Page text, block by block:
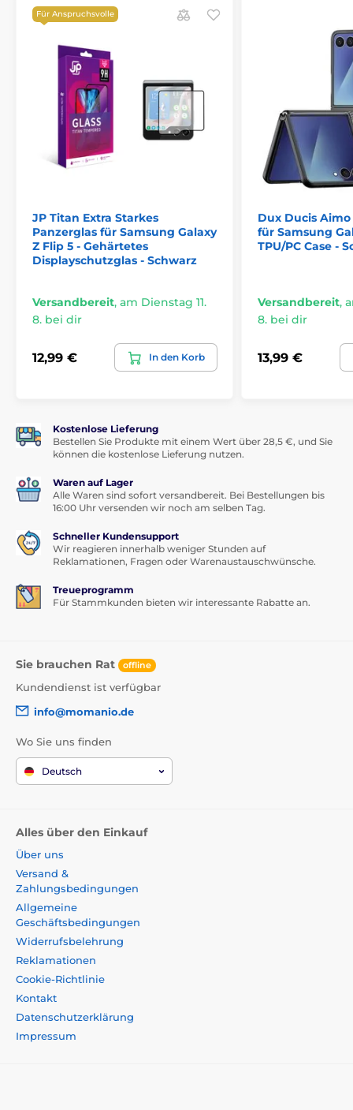
1 × Schutzhülle
Für Anspruchsvolle
JP Titan Extra Starkes
Panzerglas für Samsung Galaxy
Z Flip 5 - Gehärtetes
Displayschutzglas - Schwarz
Versandbereit, am Dienstag 11.
8. bei dir
12,99 € In den Korb
Dux Ducis
für Samsung
TPU/PC Case -
Versandbereit,
8. bei dir
13,99 €
Kostenlose Lieferung
Bestellen Sie Produkte mit einem Wert über 28,5 €, und Sie
können die kostenlose Lieferung nutzen.
Waren auf Lager
Alle Waren sind sofort versandbereit. Bei Bestellungen bis
16:00 Uhr versenden wir noch am selben Tag.
Schneller Kundensupport
Wir reagieren innerhalb weniger Stunden auf
Reklamationen, Fragen oder Warenaustauschwünsche.
Treueprogramm
Für Stammkunden bieten wir interessante Rabatte an.
Sie brauchen Rat offline
Kundendienst ist verfügbar
info@momanio.de
Wo Sie uns finden
Deutsch
Alles über den Einkauf
Über uns
Versand &
Zahlungsbedingungen
Allgemeine
Geschäftsbedingungen
Widerrufsbelehrung
Reklamationen
Cookie-Richtlinie
Kontakt
Datenschutzerklärung
Impressum